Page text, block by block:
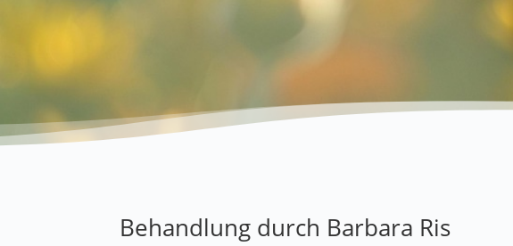
Behandlung durch Barbara Ris